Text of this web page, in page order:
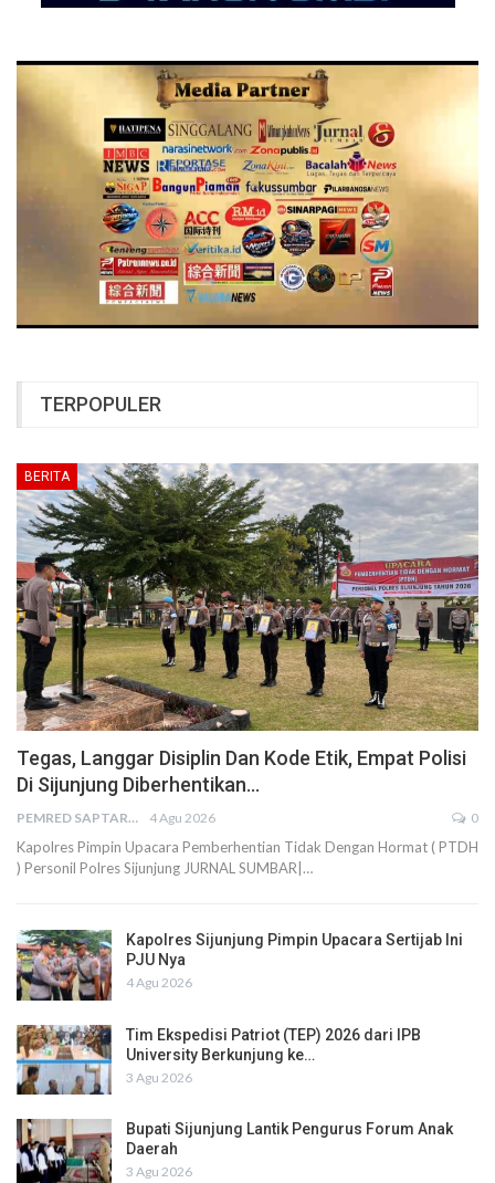
TERPOPULER
BERITA
Tegas, Langgar Disiplin Dan Kode Etik, Empat Polisi
Di Sijunjung Diberhentikan…
PEMRED SAPTARIUS 4 Agu 2026 0
Kapolres Pimpin Upacara Pemberhentian Tidak Dengan Hormat ( PTDH
) Personil Polres Sijunjung JURNAL SUMBAR|…
Kapolres Sijunjung Pimpin Upacara Sertijab Ini
PJU Nya
4 Agu 2026
Tim Ekspedisi Patriot (TEP) 2026 dari IPB
University Berkunjung ke…
3 Agu 2026
Bupati Sijunjung Lantik Pengurus Forum Anak
Daerah
3 Agu 2026